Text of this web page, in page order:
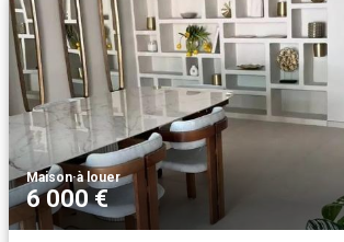
Maison·à louer
6 000 €